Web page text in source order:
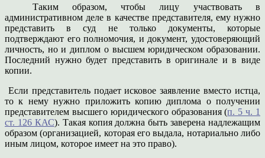
Таким образом, чтобы лицу участвовать в
административном деле в качестве представителя, ему нужно
представить в суд не только документы, которые
подтверждают его полномочия, и документ, удостоверяющий
личность, но и диплом о высшем юридическом образовании.
Последний нужно будет представить в оригинале и в виде
копии.
Если представитель подает исковое заявление вместо истца,
то к нему нужно приложить копию диплома о получении
представителем высшего юридического образования (п. 5 ч. 1
ст. 126 КАС). Такая копия должна быть заверена надлежащим
образом (организацией, которая его выдала, нотариально либо
иным лицом, которое имеет на это право).